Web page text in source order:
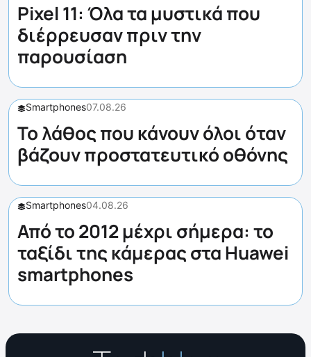
Pixel 11: Όλα τα μυστικά που
διέρρευσαν πριν την
παρουσίαση
Smartphones07.08.26
Το λάθος που κάνουν όλοι όταν
βάζουν προστατευτικό οθόνης
Smartphones04.08.26
Από το 2012 μέχρι σήμερα: το
ταξίδι της κάμερας στα Huawei
smartphones